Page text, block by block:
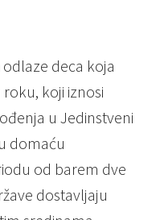
deca koja
koji iznosi
u Jedinstveni
domaću
od barem dve
dostavljaju